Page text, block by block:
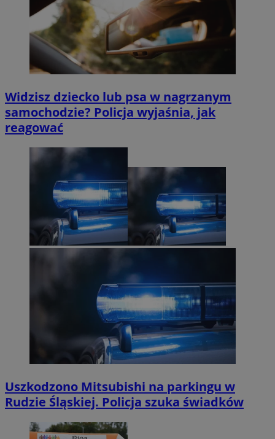
Widzisz dziecko lub psa w nagrzanym
samochodzie? Policja wyjaśnia, jak
reagować
Uszkodzono Mitsubishi na parkingu w
Rudzie Śląskiej. Policja szuka świadków